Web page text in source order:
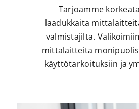
Verkkokauppa
Kestävä kehitys
Ajankohtaista
Tarjoamme
laadukkaita
valmistajilta.
mittalaitteita
käyttötarkoituksiin ja